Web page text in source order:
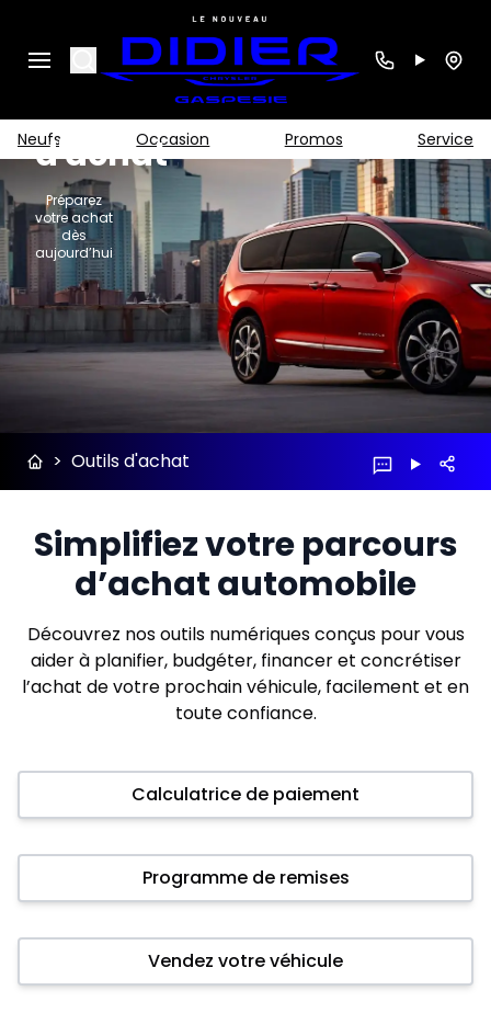
Search
Neufs Occasion Promos Service
SUBARU
Outils
d'achat
Préparez
votre achat
dès
aujourd’hui
> Outils d'achat
Simplifiez votre parcours
d’achat automobile
Découvrez nos outils numériques conçus pour vous
aider à planifier, budgéter, financer et concrétiser
l’achat de votre prochain véhicule, facilement et en
toute confiance.
Calculatrice de paiement
Programme de remises
Vendez votre véhicule